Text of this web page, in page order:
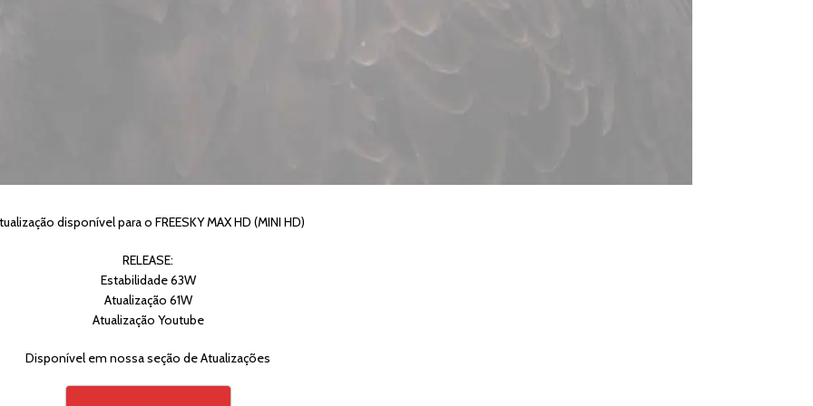
disponível para o FREESKY MAX HD (MINI HD)
RELEASE:
Estabilidade 63W
Atualização 61W
Atualização Youtube
Disponível em nossa seção de Atualizações